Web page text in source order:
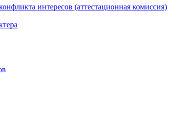
интересов (аттестационная комиссия)